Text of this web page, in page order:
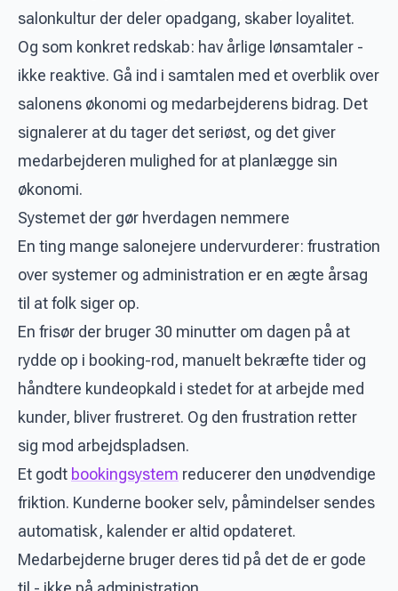
salonkultur der deler opadgang, skaber loyalitet.
Og som konkret redskab: hav årlige lønsamtaler -
ikke reaktive. Gå ind i samtalen med et overblik over
salonens økonomi og medarbejderens bidrag. Det
signalerer at du tager det seriøst, og det giver
medarbejderen mulighed for at planlægge sin
økonomi.
Systemet der gør hverdagen nemmere
En ting mange salonejere undervurderer: frustration
over systemer og administration er en ægte årsag
til at folk siger op.
En frisør der bruger 30 minutter om dagen på at
rydde op i booking-rod, manuelt bekræfte tider og
håndtere kundeopkald i stedet for at arbejde med
kunder, bliver frustreret. Og den frustration retter
sig mod arbejdspladsen.
Et godt bookingsystem reducerer den unødvendige
friktion. Kunderne booker selv, påmindelser sendes
automatisk, kalender er altid opdateret.
Medarbejderne bruger deres tid på det de er gode